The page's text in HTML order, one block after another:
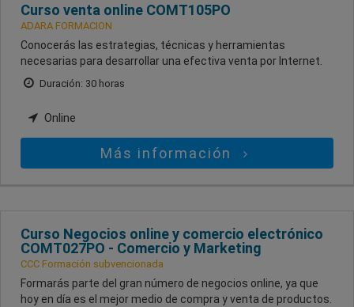
Curso venta online COMT105PO
ADARA FORMACION
Conocerás las estrategias, técnicas y herramientas
necesarias para desarrollar una efectiva venta por Internet.
Duración: 30 horas
Online
Más información
Curso Negocios online y comercio electrónico
COMT027PO - Comercio y Marketing
CCC Formación subvencionada
Formarás parte del gran número de negocios online, ya que
hoy en día es el mejor medio de compra y venta de productos.